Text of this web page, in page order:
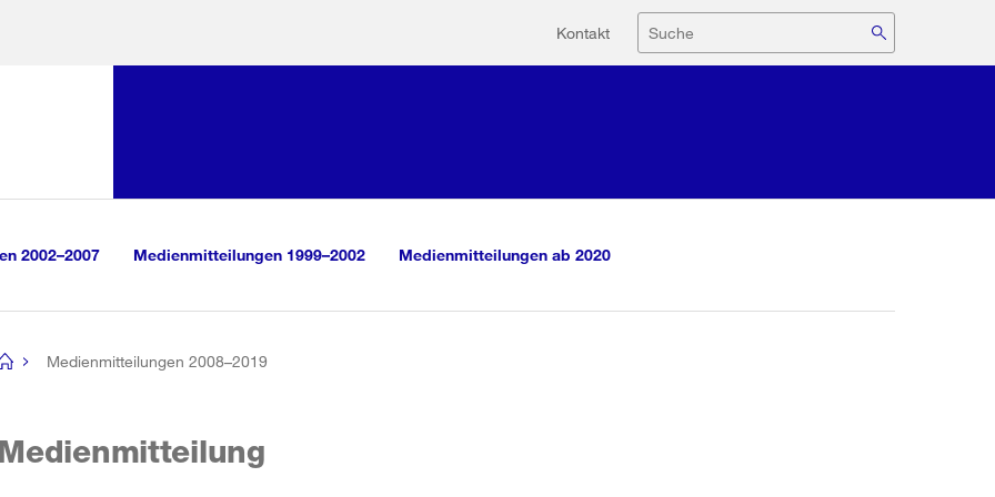
Hilfsnavigation
Kontakt Suche
2002–2007 Medienmitteilungen 1999–2002 Medienmitteilungen ab 2020
Medienmitteilungen 2008–2019